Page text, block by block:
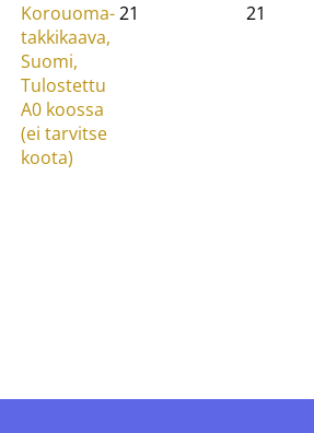
Korouoma-
takkikaava,
Suomi,
Tulostettu
A0 koossa
(ei tarvitse
koota)
21 21